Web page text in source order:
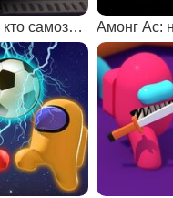
Амонг Ас: кто самозванец?